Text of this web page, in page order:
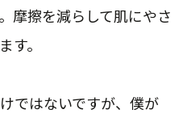
摩擦を減らして肌にやさ
す。
ではないですが、僕が